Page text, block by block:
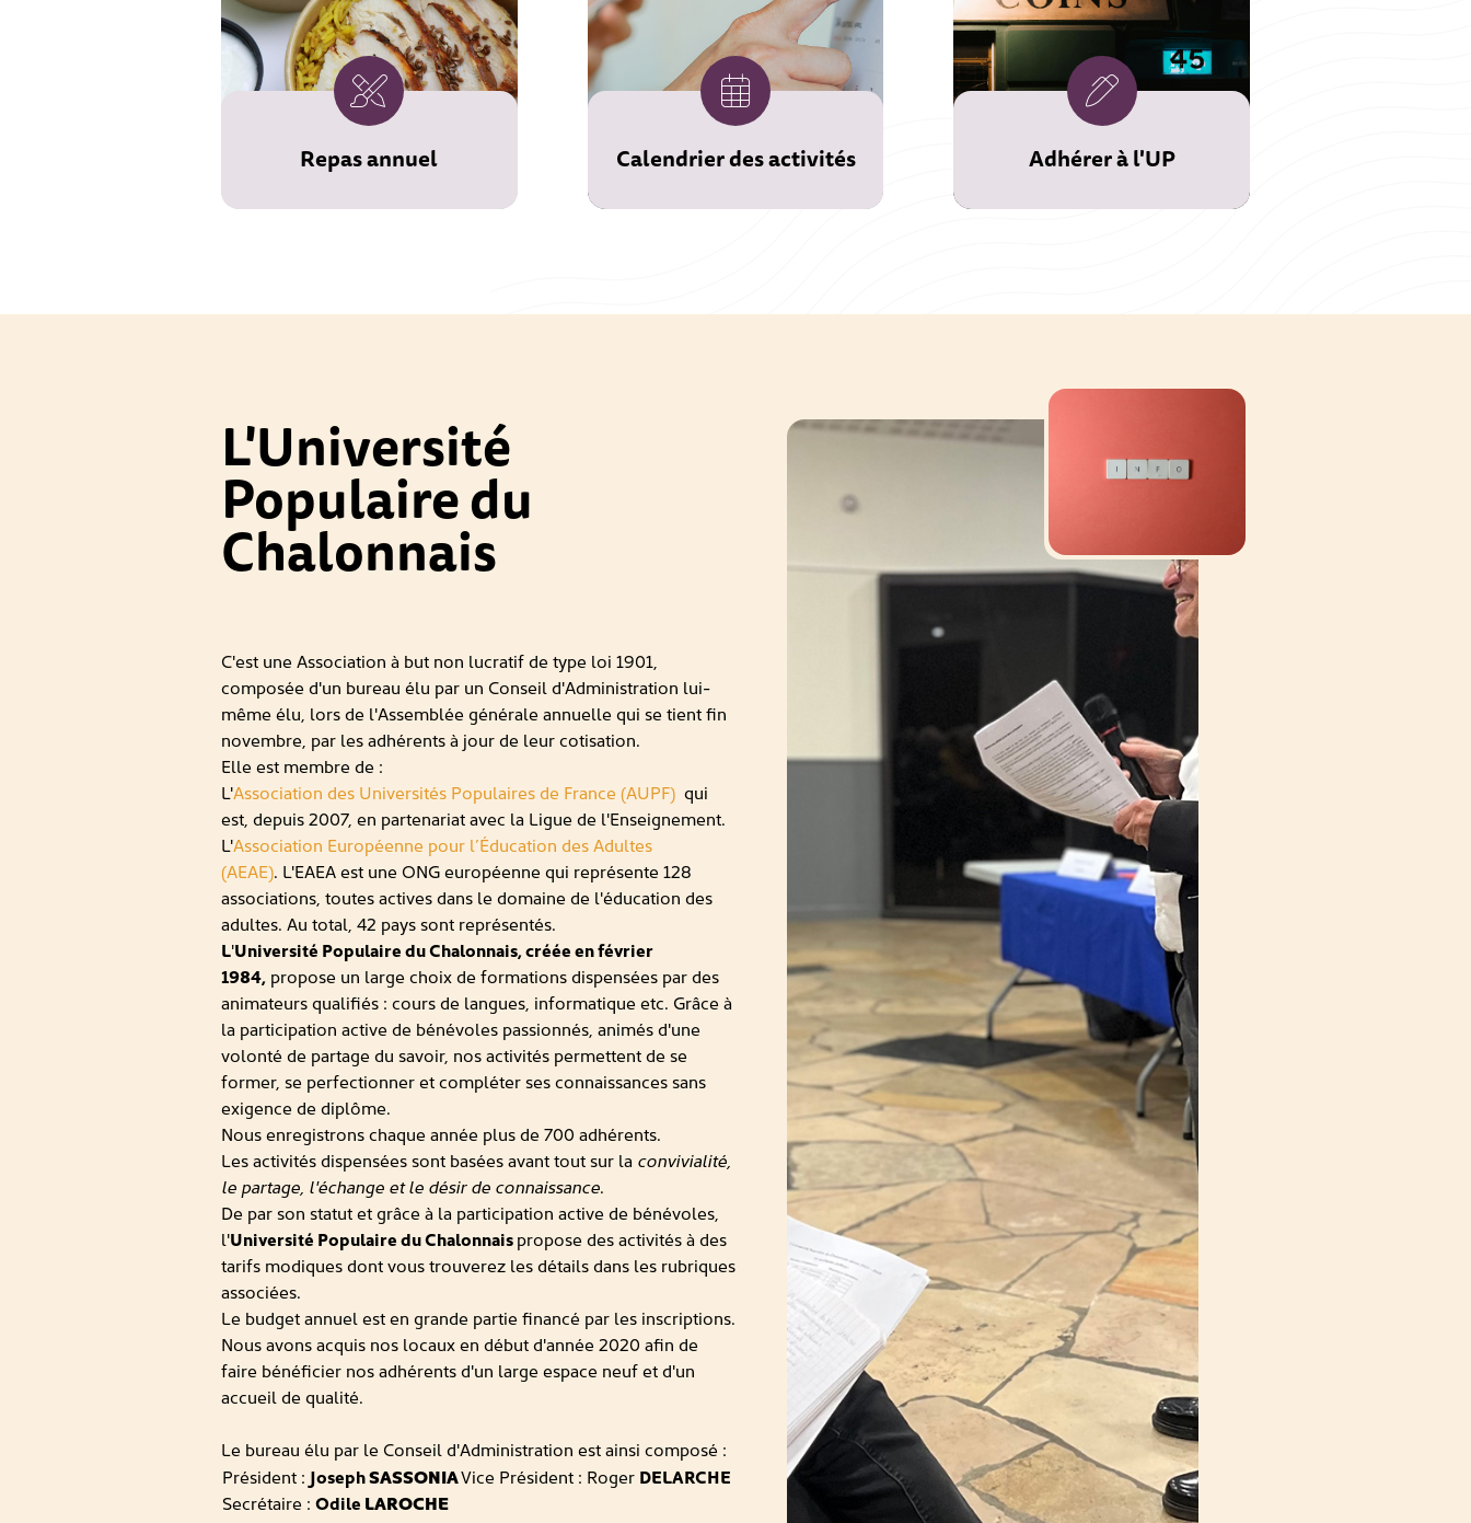
Repas annuel Calendrier des activités Adhérer à l'UP
L'Université
Populaire du
Chalonnais
C'est une Association à but non lucratif de type loi 1901,
composée d'un bureau élu par un Conseil d'Administration lui-
même élu, lors de l'Assemblée générale annuelle qui se tient fin
novembre, par les adhérents à jour de leur cotisation.
Elle est membre de :
L'Association des Universités Populaires de France (AUPF) qui
est, depuis 2007, en partenariat avec la Ligue de l'Enseignement.
L'Association Européenne pour l’Éducation des Adultes
(AEAE). L'EAEA est une ONG européenne qui représente 128
associations, toutes actives dans le domaine de l'éducation des
adultes. Au total, 42 pays sont représentés.
L'Université Populaire du Chalonnais, créée en février
1984,propose un large choix de formations dispensées par des
animateurs qualifiés : cours de langues, informatique etc. Grâce à
la participation active de bénévoles passionnés, animés d'une
volonté de partage du savoir, nos activités permettent de se
former, se perfectionner et compléter ses connaissances sans
exigence de diplôme.
Nous enregistrons chaque année plus de 700 adhérents.
Les activités dispensées sont basées avant tout sur la convivialité,
le partage, l'échange et le désir de connaissance.
De par son statut et grâce à la participation active de bénévoles,
l'Université Populaire du Chalonnaispropose des activités à des
tarifs modiques dont vous trouverez les détails dans les rubriques
associées.
Le budget annuel est en grande partie financé par les inscriptions.
Nous avons acquis nos locaux en début d'année 2020 afin de
faire bénéficier nos adhérents d'un large espace neuf et d'un
accueil de qualité.
Le bureau élu par le Conseil d'Administration est ainsi composé :
Président : JosephSASSONIA
Secrétaire : Odile LAROCHE
Vice Président : Roger DELARCHE